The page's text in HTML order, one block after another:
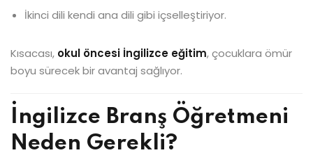
İkinci dili kendi ana dili gibi içselleştiriyor.
Kısacası, okul öncesi İngilizce eğitim, çocuklara ömür
boyu sürecek bir avantaj sağlıyor.
İngilizce Branş Öğretmeni
Neden Gerekli?